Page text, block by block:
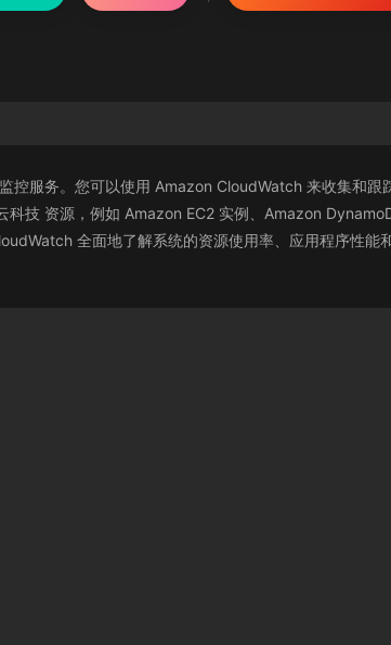
服务。您可以使用 Amazon CloudWatch 来收集和跟
技 资源，例如 Amazon EC2 实例、Amazon
全面地了解系统的资源使用率、应用程序性能